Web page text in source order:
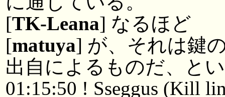
[TK-Leana] なるほど
[matuya] が、それは鍵
出自によるものだ、と
01:15:50 ! Sseggus (Kill